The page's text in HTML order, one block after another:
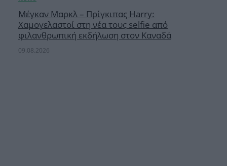
Μέγκαν Μαρκλ – Πρίγκιπας Harry:
Χαμογελαστοί στη νέα τους selfie από
φιλανθρωπική εκδήλωση στον Καναδά
09.08.2026